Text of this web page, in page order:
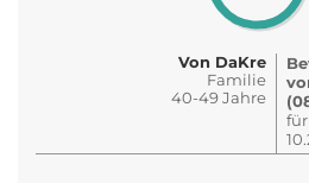
Von DaKre
Familie
40-49 Jahre